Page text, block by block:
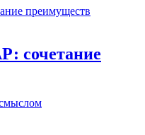
сочетание